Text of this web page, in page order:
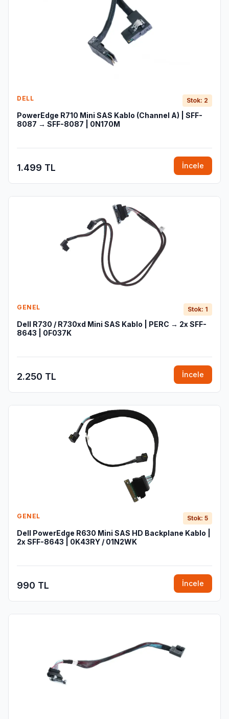
DELL Stok: 2
PowerEdge R710 Mini SAS Kablo (Channel A) | SFF-
8087 → SFF-8087 | 0N170M
1.499 TL İncele
GENEL Stok: 1
Dell R730 / R730xd Mini SAS Kablo | PERC → 2x SFF-
8643 | 0F037K
2.250 TL İncele
GENEL Stok: 5
Dell PowerEdge R630 Mini SAS HD Backplane Kablo |
2x SFF-8643 | 0K43RY / 01N2WK
990 TL İncele